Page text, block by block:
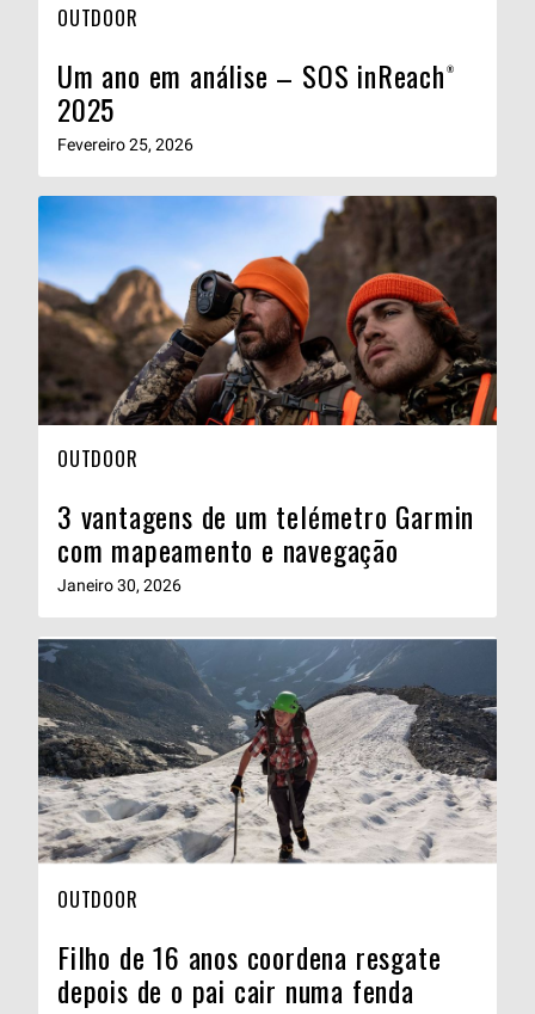
OUTDOOR
Um ano em análise – SOS inReach®
2025
Fevereiro 25, 2026
OUTDOOR
3 vantagens de um telémetro Garmin
com mapeamento e navegação
Janeiro 30, 2026
OUTDOOR
Filho de 16 anos coordena resgate
depois de o pai cair numa fenda